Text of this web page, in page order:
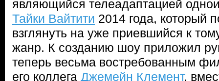
являющийся телеадаптацией
Тайки Вайтити 2014 года, который
взглянуть на уже приевшийся к
жанр. К созданию шоу приложил
теперь весьма востребованным
его коллега Джемейн Клемент,